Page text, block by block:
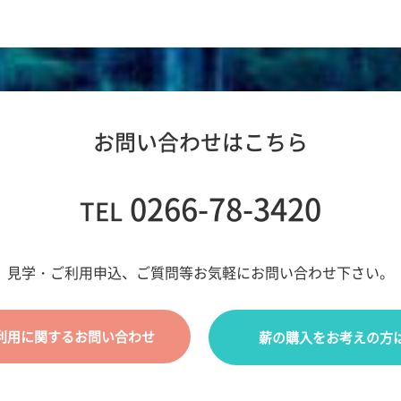
お問い合わせはこちら
TEL 0266-78-3420
見学・ご利用申込、ご質問等お気軽にお問い合わせ下さい。
用に関するお問い合わせ 薪の購入をお考えの方